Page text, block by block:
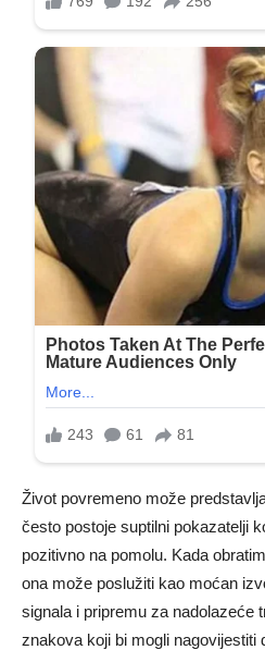
Život povremeno može
često postoje suptilni pokazatelji
pozitivno na pomolu. Kada
ona može poslužiti kao moćan
signala i pripremu za nadolazeće
znakova koji bi mogli nagovijestiti